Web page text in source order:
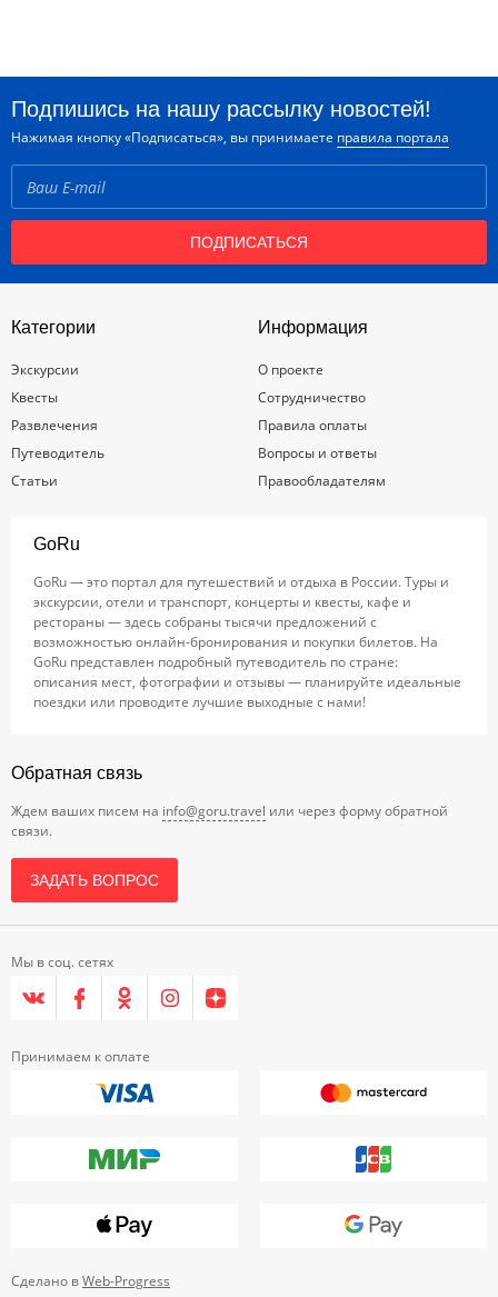
Подпишись на нашу рассылку новостей!
Нажимая кнопку «Подписаться», вы принимаете правила портала
ПОДПИСАТЬСЯ
Категории
Экскурсии
Квесты
Развлечения
Путеводитель
Статьи
Информация
О проекте
Сотрудничество
Правила оплаты
Вопросы и ответы
Правообладателям
GoRu
GoRu — это портал для путешествий и отдыха в России. Туры и
экскурсии, отели и транспорт, концерты и квесты, кафе и
рестораны — здесь собраны тысячи предложений с
возможностью онлайн-бронирования и покупки билетов. На
GoRu представлен подробный путеводитель по стране:
описания мест, фотографии и отзывы — планируйте идеальные
поездки или проводите лучшие выходные с нами!
Обратная связь
Ждем ваших писем на info@goru.travel или через форму обратной
связи.
ЗАДАТЬ ВОПРОС
Мы в соц. сетях
Принимаем к оплате
Сделано вWeb-Progress